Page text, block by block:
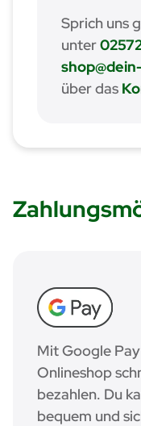
Sprich uns
unter
über das
Mit Google
Onlineshop
bezahlen. Du
bequem und